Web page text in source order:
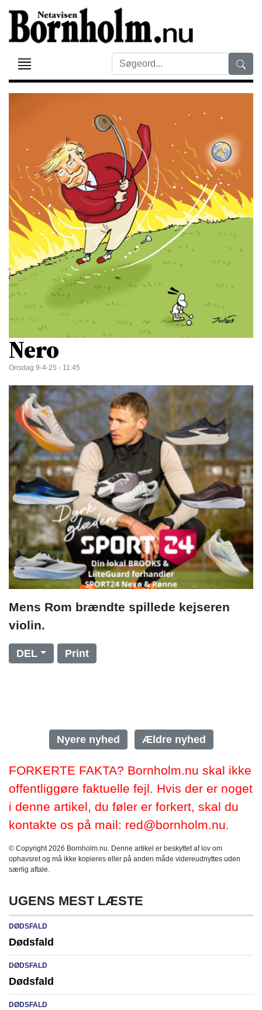
Nero
Onsdag 9-4-25 - 11:45
Mens Rom brændte spillede kejseren
violin.
DEL Print
Nyere nyhed Ældre nyhed
FORKERTE FAKTA? Bornholm.nu skal ikke
offentliggøre faktuelle fejl. Hvis der er noget
i denne artikel, du føler er forkert, skal du
kontakte os på mail: red@bornholm.nu.
© Copyright 2026 Bornholm.nu. Denne artikel er beskyttet af lov om
ophavsret og må ikke kopieres eller på anden måde videreudnyttes uden
særlig aftale.
UGENS MEST LÆSTE
DØDSFALD
Dødsfald
DØDSFALD
Dødsfald
DØDSFALD